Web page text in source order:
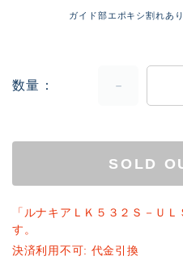
ガイド部エポキシ割れあり
数量
SOLD
「ルナキアＬＫ５３２Ｓ－Ｕ
す。
決済利用不可: 代金引換